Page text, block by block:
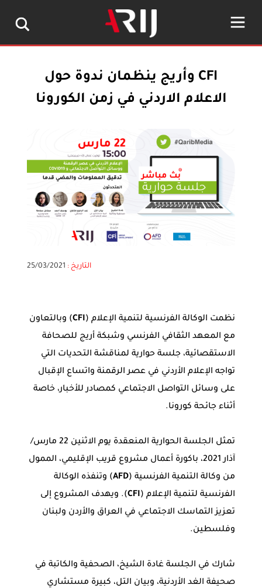
CFI وأريج ينظمان ندوة حول
الاعلام الاردني في زمن الكورونا
التاريخ : 25/03/2021
نظمت الوكالة الفرنسية لتنمية الإعلام (CFI) وبالتعاون
مع المعهد الثقافي الفرنسي وشبكة أريج للصحافة
الاستقصائية، جلسة حوارية لمناقشة التحديات التي
تواجه الإعلام الأردني في عصر الرقمنة واتساع الإقبال
على وسائل التواصل الاجتماعي كمصادر للأخبار، خاصة
أثناء جائحة كورونا.
تمثل الجلسة الحوارية المنعقدة يوم الاثنين 22 مارس/
آذار 2021، باكورة أعمال مشروع قريب الإقليمي، الممول
من وكالة التنمية الفرنسية (AFD) وتنفذه الوكالة
الفرنسية لتنمية الإعلام (CFI). ويهدف المشروع إلى
تعزيز التماسك الاجتماعي في العراق والأردن ولبنان
وفلسطين.
شارك في الجلسة غادة الشيخ، الصحفية والكاتبة في
صحيفة الغد الأردنية، وبيان التل، كبيرة مستشاري